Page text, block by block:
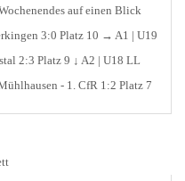
auf einen Blick
3:0 Platz 10 → A1 | U19
2:3 Platz 9 ↓ A2 | U18 LL
- 1. CfR 1:2 Platz 7